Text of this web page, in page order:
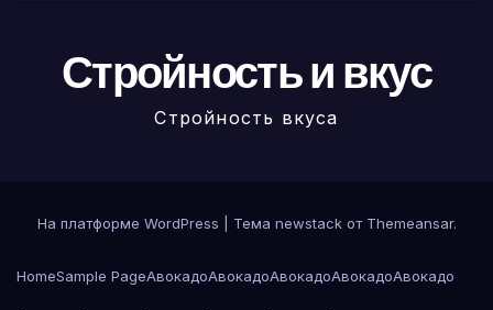
Стройность и вкус
Стройность вкуса
На платформе WordPress Тема newstack от Themeansar.
HomeSample PageАвокадоАвокадоАвокадоАвокадоАвокадо